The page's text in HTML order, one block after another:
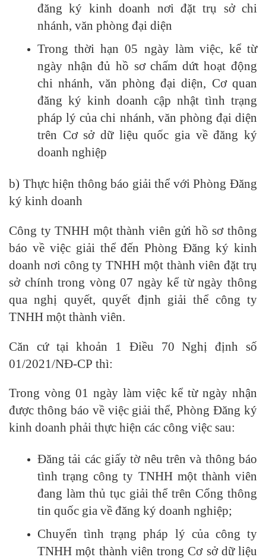
đăng ký kinh doanh nơi đặt trụ sở chi
nhánh, văn phòng đại diện
Trong thời hạn 05 ngày làm việc, kể từ
ngày nhận đủ hồ sơ chấm dứt hoạt động
chi nhánh, văn phòng đại diện, Cơ quan
đăng ký kinh doanh cập nhật tình trạng
pháp lý của chi nhánh, văn phòng đại diện
trên Cơ sở dữ liệu quốc gia về đăng ký
doanh nghiệp
b) Thực hiện thông báo giải thể với Phòng Đăng
ký kinh doanh
Công ty TNHH một thành viên gửi hồ sơ thông
báo về việc giải thể đến Phòng Đăng ký kinh
doanh nơi công ty TNHH một thành viên đặt trụ
sở chính trong vòng 07 ngày kể từ ngày thông
qua nghị quyết, quyết định giải thể công ty
TNHH một thành viên.
Căn cứ tại khoản 1 Điều 70 Nghị định số
01/2021/NĐ-CP thì:
Trong vòng 01 ngày làm việc kể từ ngày nhận
được thông báo về việc giải thể, Phòng Đăng ký
kinh doanh phải thực hiện các công việc sau:
Đăng tải các giấy tờ nêu trên và thông báo
tình trạng công ty TNHH một thành viên
đang làm thủ tục giải thể trên Cổng thông
tin quốc gia về đăng ký doanh nghiệp;
Chuyển tình trạng pháp lý của công ty
TNHH một thành viên trong Cơ sở dữ liệu